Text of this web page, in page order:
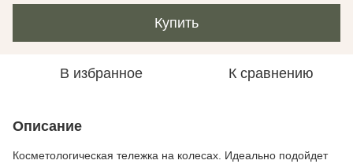
Купить
В избранное К сравнению
Описание
Косметологическая тележка на колесах. Идеально подойдет